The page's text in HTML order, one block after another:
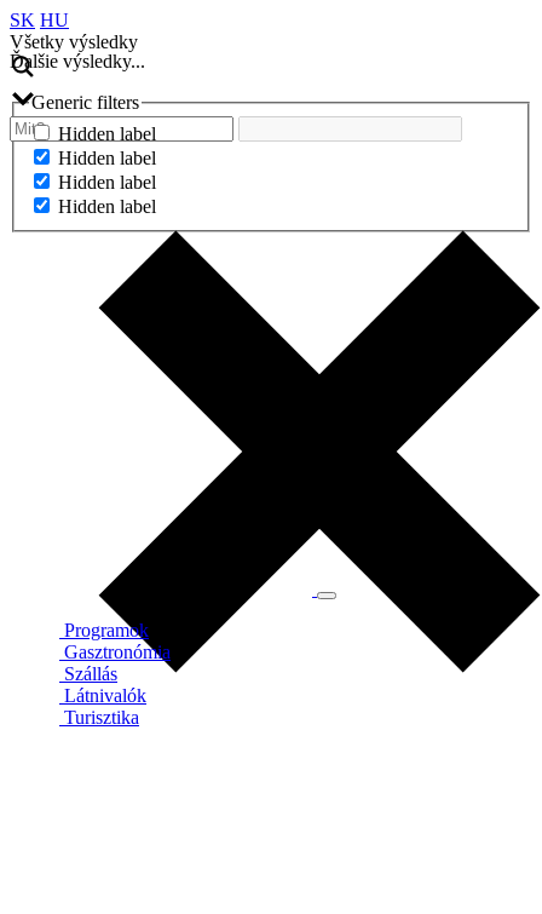
SK HU
Všetky výsledky
Ďalšie výsledky...
Generic filters
Hidden label
Hidden label
Hidden label
Hidden label
Ďalšie výsledky...
Programok
Gasztronómia
Szállás
Látnivalók
Turisztika